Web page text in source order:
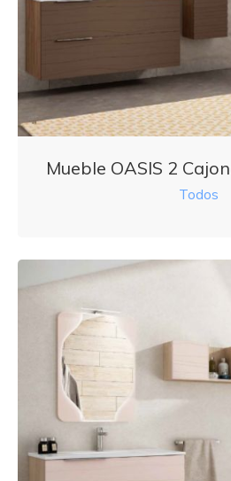
Mueble OASIS 2
Todos